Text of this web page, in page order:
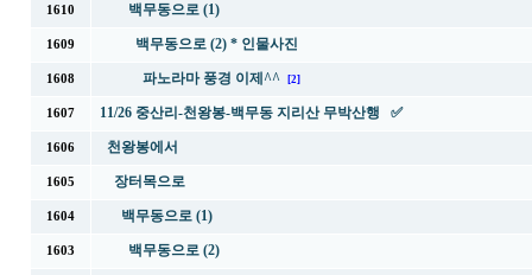
1610 백무동으로 (1)
1609 백무동으로 (2) * 인물사진
1608 파노라마 풍경 이제^^ [2]
1607 11/26 중산리-천왕봉-백무동 지리산 무박산행 ✅
1606 천왕봉에서
1605 장터목으로
1604 백무동으로 (1)
1603 백무동으로 (2)